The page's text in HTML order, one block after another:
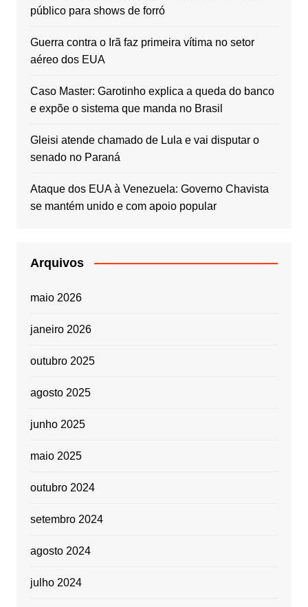
público para shows de forró
Guerra contra o Irã faz primeira vítima no setor
aéreo dos EUA
Caso Master: Garotinho explica a queda do banco
e expõe o sistema que manda no Brasil
Gleisi atende chamado de Lula e vai disputar o
senado no Paraná
Ataque dos EUA à Venezuela: Governo Chavista
se mantém unido e com apoio popular
Arquivos
maio 2026
janeiro 2026
outubro 2025
agosto 2025
junho 2025
maio 2025
outubro 2024
setembro 2024
agosto 2024
julho 2024